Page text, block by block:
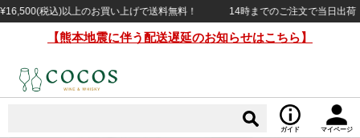
税込)以上のお買い上げで送料無料！ 14時までのご注文で当日出荷（
【熊本地震に伴う配送遅延のお知らせはこちら】
ガイド マイページ